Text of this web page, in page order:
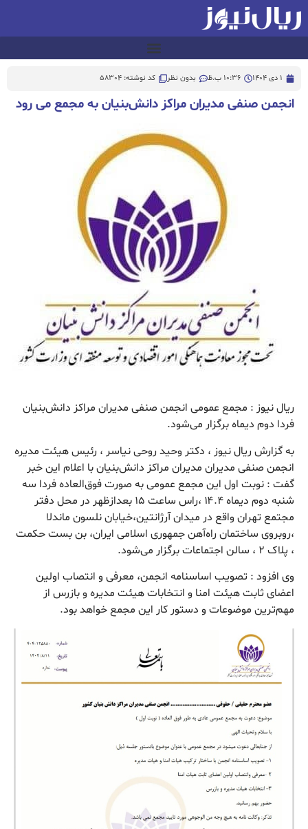
1 دی 1404 10:36 ب.ظ بدون نظر کد نوشته: 58304
انجمن صنفی مدیران مراکز دانش‌بنیان به مجمع می رود
ریال نیوز : مجمع عمومی انجمن صنفی مدیران مراکز دانش‌بنیان
فردا دوم دیماه برگزار می‌شود.
به گزارش ریال نیوز ، دکتر وحید روحی نیاسر ، رئیس هیئت مدیره
انجمن صنفی مدیران مدیران مراکز دانش‌بنیان با اعلام این خبر
گفت : نوبت اول این مجمع عمومی به صورت فوق‌العاده فردا سه
شنبه دوم دیماه ۱۴.۴ ،راس ساعت ۱۵ بعدازظهر در محل دفتر
مجتمع تهران واقع در میدان آرژانتین،خیابان نلسون ماندلا
،روبروی ساختمان راه‌آهن جمهوری اسلامی ایران، بن بست حکمت
، پلاک ۲ ، سالن اجتماعات برگزار می‌شود.
وی افزود : تصویب اساسنامه انجمن، معرفی و انتصاب اولین
اعضای ثابت هیئت امنا و انتخابات هیئت مدیره و بازرس از
مهم‌ترین موضوعات و دستور کار این مجمع خواهد بود.